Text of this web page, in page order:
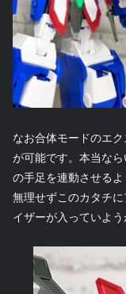
なお合体モードのエ
が可能です。本当な
の手足を連動させる
無理せずこのカタチ
イザーが入っていよう